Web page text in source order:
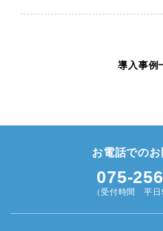
導入事例
お電話での
075-
（受付時間 平日